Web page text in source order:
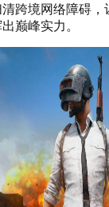
跨境网络障碍，
巅峰实力。